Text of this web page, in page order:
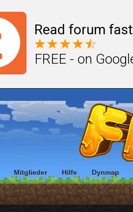
Read forum
FREE - on
Mitglieder Hilfe Dynmap